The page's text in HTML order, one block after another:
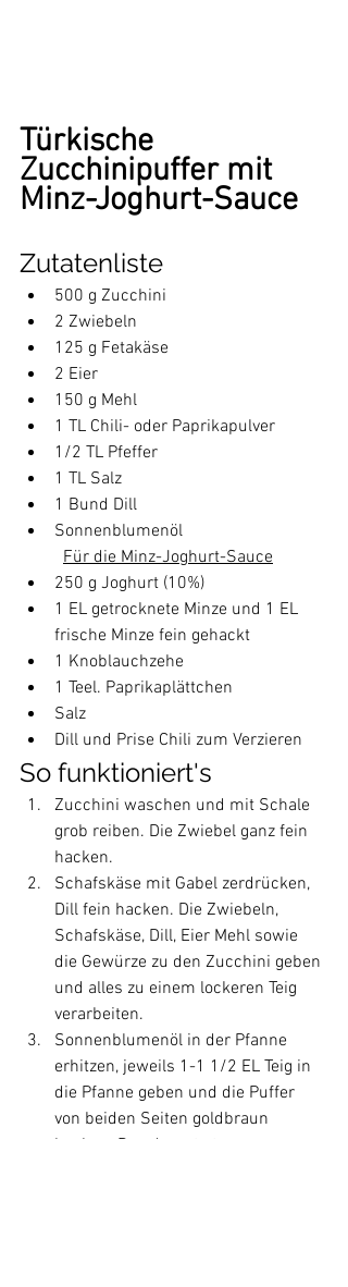
Türkische
Zucchinipuffer mit
Minz-Joghurt-Sauce
Zutatenliste
500 g Zucchini
2 Zwiebeln
125 g Fetakäse
2 Eier
150 g Mehl
1 TL Chili- oder Paprikapulver
1/2 TL Pfeffer
1 TL Salz
1 Bund Dill
Sonnenblumenöl
Für die Minz-Joghurt-Sauce
250 g Joghurt (10%)
1 EL getrocknete Minze und 1 EL
frische Minze fein gehackt
1 Knoblauchzehe
1 Teel. Paprikaplättchen
Salz
Dill und Prise Chili zum Verzieren
So funktioniert's
Zucchini waschen und mit Schale
grob reiben. Die Zwiebel ganz fein
hacken.
Schafskäse mit Gabel zerdrücken,
Dill fein hacken. Die Zwiebeln,
Schafskäse, Dill, Eier Mehl sowie
die Gewürze zu den Zucchini geben
und alles zu einem lockeren Teig
verarbeiten.
Sonnenblumenöl in der Pfanne
erhitzen, jeweils 1-1 1/2 EL Teig in
die Pfanne geben und die Puffer
von beiden Seiten goldbraun
backen. Das dauert etwas.